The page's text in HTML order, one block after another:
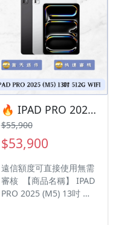
尾鎮林森路二段200號 電
話:05-6339809 在地經營
🔥 IPAD PRO 2025 (M5) 13吋 512G WIFI 🎯 想換新機？現在就是最佳時機！現貨當天審件當天過件即可以馬上寄出
$55,900
$53,900
遠信額度可直接使用無需
審核 【商品名稱】 IPAD
PRO 2025 (M5) 13吋